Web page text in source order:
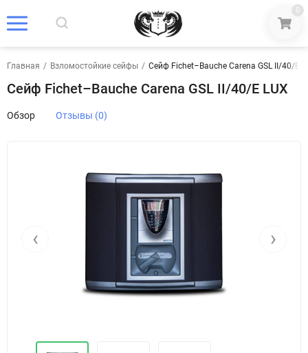
0
Главная / Взломостойкие сейфы / Сейф Fichet–Bauche Carena GSL II/40/E
Сейф Fichet–Bauche Carena GSL II/40/E LUX
Обзор Отзывы (0)
‹ ›